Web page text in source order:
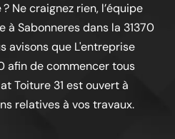
Ne craignez rien, l’équipe
Sabonneres dans la 31370
avisons que L'entreprise
afin de commencer tous
Toiture 31 est ouvert à
relatives à vos travaux.